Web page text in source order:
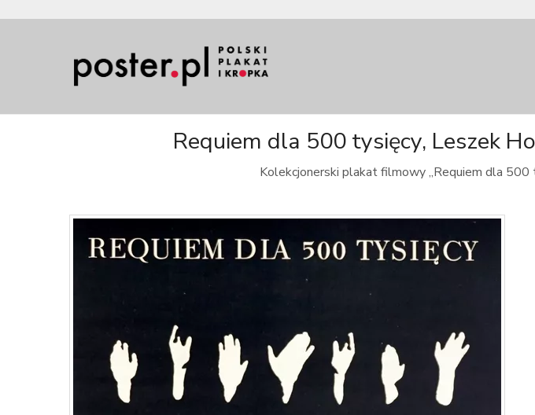
Requiem dla 500 tysięcy, Leszek
Kolekcjonerski plakat filmowy „Requiem dla 500